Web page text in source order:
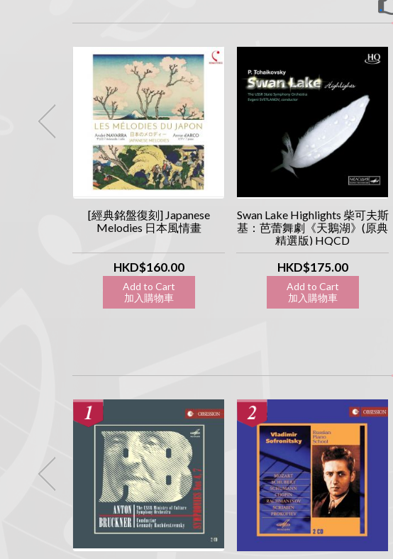
[經典銘盤復刻] Japanese
Melodies 日本風情畫
HKD$160.00
Add to Cart
加入購物車
Swan Lake Highlights 柴可夫斯
基：芭蕾舞劇《天鵝湖》(原典
精選版) HQCD
HKD$175.00
Add to Cart
加入購物車